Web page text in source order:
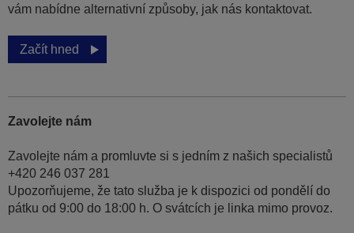
vám nabídne alternativní způsoby, jak nás kontaktovat.
Začít hned
Zavolejte nám
Zavolejte nám a promluvte si s jedním z našich specialistů
+420 246 037 281
Upozorňujeme, že tato služba je k dispozici od pondělí do
pátku od 9:00 do 18:00 h. O svátcích je linka mimo provoz.